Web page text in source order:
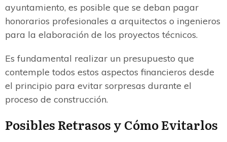
ayuntamiento, es posible que se deban pagar
honorarios profesionales a arquitectos o ingenieros
para la elaboración de los proyectos técnicos.
Es fundamental realizar un presupuesto que
contemple todos estos aspectos financieros desde
el principio para evitar sorpresas durante el
proceso de construcción.
Posibles Retrasos y Cómo Evitarlos